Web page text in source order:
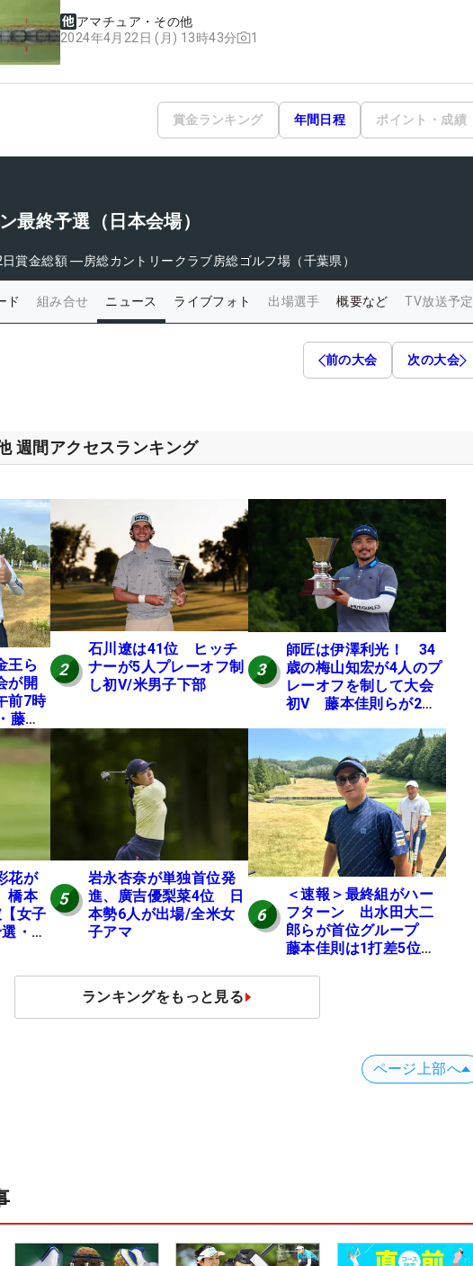
アマチュア・その他
2024年4月22日 (月) 13時43分
1
賞金ランキング 年間日程 ポイント・成績
最終予選（日本会場）
日賞金総額 ―房総カントリークラブ房総ゴルフ場（千葉県）
ド 組み合せ ニュース ライブフォト 出場選手 概要など TV放送予定
前の大会 次の大会
週間アクセスランキング
王ら
が開
前7時
藤本
にテ
2
石川遼は41位 ヒッチ
ナーが5人プレーオフ制
し初V/米男子下部
3
師匠は伊澤利光！ 34
歳の梅山知宏が4人のプ
レーオフを制して大会
初V 藤本佳則らが2位
OPEN】
花が
橋本
女子
・E
5
岩永杏奈が単独首位発
進、廣吉優梨菜4位 日
本勢6人が出場/全米女
子アマ
6
＜速報＞最終組がハー
フターン 出水田大二
郎らが首位グループ
藤本佳則は1打差5位
ランキングをもっと見る
ページ上部へ